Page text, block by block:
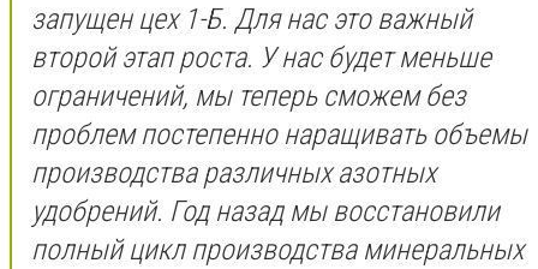
запущен цех 1-Б. Для нас это важный
второй этап роста. У нас будет меньше
ограничений, мы теперь сможем без
проблем постепенно наращивать объемы
производства различных азотных
удобрений. Год назад мы восстановили
полный цикл производства минеральных